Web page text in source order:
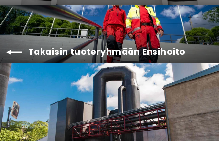
Takaisin tuoteryhmään Ensihoito